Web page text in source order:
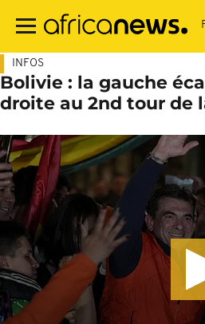
contenu
INFOS
Bolivie : la gauche
droite au 2nd tour de